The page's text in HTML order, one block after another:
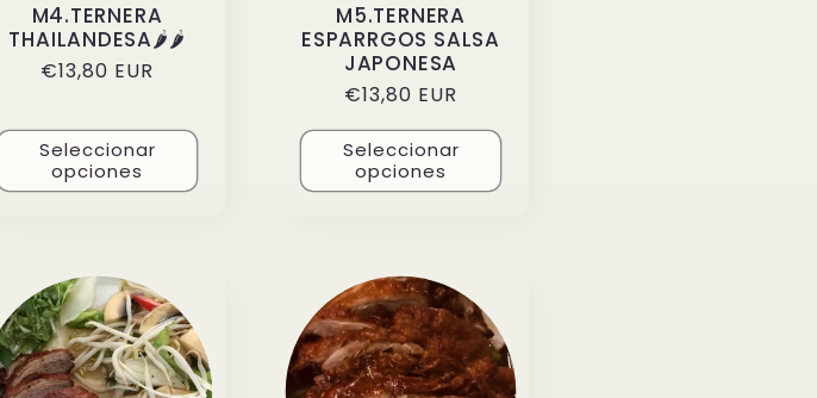
M4.TERNERA
THAILANDESA🌶️🌶️
Precio
€13,80 EUR
Seleccionar
opciones
M5.TERNERA
ESPARRGOS SALSA
JAPONESA
Precio
habitual
€13,80 EUR
Seleccionar
opciones